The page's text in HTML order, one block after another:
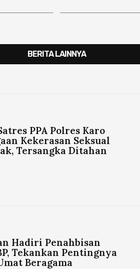
BERITA LAINNYA
PPA Polres Karo
Kekerasan Seksual
Tersangka Ditahan
Hadiri Penahbisan
Tekankan Pentingnya
Beragama